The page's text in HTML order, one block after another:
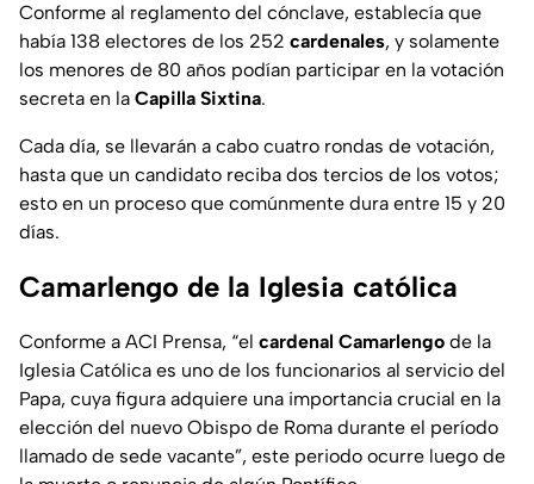
Conforme al reglamento del cónclave, establecía que
había 138 electores de los 252 cardenales, y solamente
los menores de 80 años podían participar en la votación
secreta en la Capilla Sixtina.
Cada día, se llevarán a cabo cuatro rondas de votación,
hasta que un candidato reciba dos tercios de los votos;
esto en un proceso que comúnmente dura entre 15 y 20
días.
Camarlengo de la Iglesia católica
Conforme a ACI Prensa, “el cardenal Camarlengo de la
Iglesia Católica es uno de los funcionarios al servicio del
Papa, cuya figura adquiere una importancia crucial en la
elección del nuevo Obispo de Roma durante el período
llamado de sede vacante”, este periodo ocurre luego de